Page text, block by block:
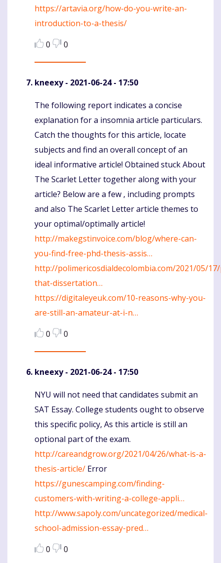
https://artavia.org/how-do-you-write-an-
introduction-to-a-thesis/
0
0
kneexy- 2021-06-24 - 17:50
Komentaras
The following report indicates a concise
explanation for a insomnia article particulars.
Catch the thoughts for this article, locate
subjects and find an overall concept of an
ideal informative article! Obtained stuck About
The Scarlet Letter together along with your
article? Below are a few , including prompts
and also The Scarlet Letter article themes to
your optimal/optimally article!
http://makegstinvoice.com/blog/where-can-
you-find-free-phd-thesis-assis…
http://polimericosdialdecolombia.com/2021/05/
that-dissertation…
https://digitaleyeuk.com/10-reasons-why-you-
are-still-an-amateur-at-i-n…
0
0
kneexy- 2021-06-24 - 17:50
Komentaras
NYU will not need that candidates submit an
SAT Essay. College students ought to observe
this specific policy, As this article is still an
optional part of the exam.
http://careandgrow.org/2021/04/26/what-is-a-
thesis-article/ Error
https://gunescamping.com/finding-
customers-with-writing-a-college-appli…
http://www.sapoly.com/uncategorized/medical-
school-admission-essay-pred…
0
0